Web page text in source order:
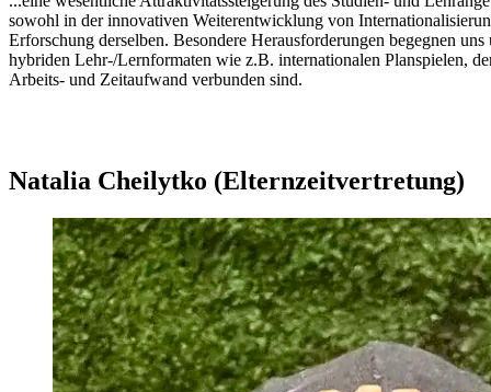
sowohl in der innovativen Weiterentwicklung von
Erforschung derselben. Besondere Herausforderungen begegnen
hybriden Lehr-/Lernformaten wie z.B. internationalen Planspielen,
Arbeits- und Zeitaufwand verbunden sind.
Natalia Cheilytko (Elternzeitvertretung)